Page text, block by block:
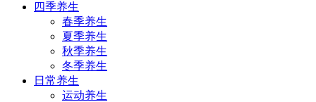
四季养生
春季养生
夏季养生
秋季养生
冬季养生
日常养生
运动养生